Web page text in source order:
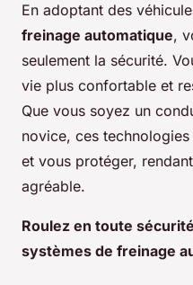
En adoptant des
freinage automatique,
seulement la sécurité.
vie plus confortable et
Que vous soyez un
novice, ces
et vous protéger,
agréable.
Roulez en toute
systèmes de freinage